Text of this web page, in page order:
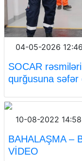
04-05-2026 12:46
SOCAR
qurğusuna səfər
10-08-2022 14:58
BAHALAŞMA –
VİDEO